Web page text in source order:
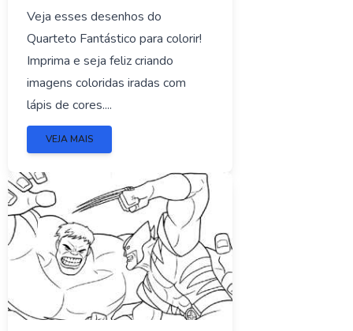
Veja esses desenhos do
Quarteto Fantástico para colorir!
Imprima e seja feliz criando
imagens coloridas iradas com
lápis de cores....
VEJA MAIS